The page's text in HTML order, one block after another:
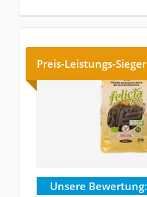
Preis-Leistungs-Sieger
Unsere Bewertung: